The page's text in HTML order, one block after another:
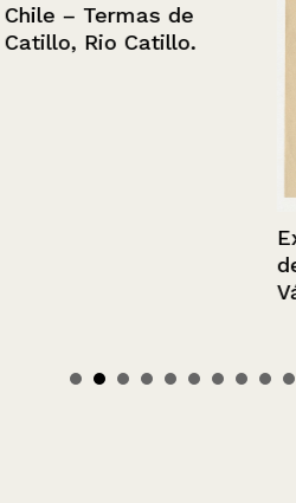
Chile – Termas de
Catillo, Rio Catillo.